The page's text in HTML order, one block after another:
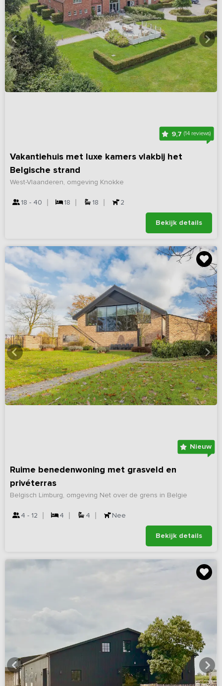
9,7(14 reviews)
Vakantiehuis met luxe kamers vlakbij het
Belgische strand
West-Vlaanderen, omgeving Knokke
18 - 40 18 18 2
Bekijk details
Nieuw
Ruime benedenwoning met grasveld en
privéterras
Belgisch Limburg, omgeving Net over de grens in Belgie
4 - 12 4 4 Nee
Bekijk details